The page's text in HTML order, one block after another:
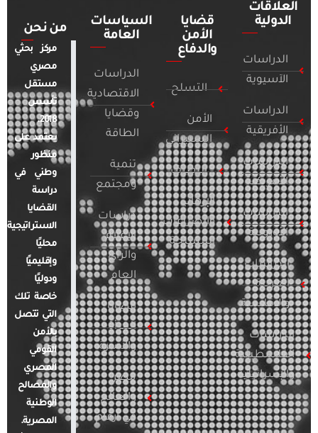
العلاقات
الدولية
الدراسات
الآسيوية
الدراسات
الأفريقية
الدراسات
الأمريكية
الدراسات
الأوروبية
الدراسات
العربية
والإقليمية
الدراسات
الفلسطينية
والإسرائيلية
قضايا
الأمن
والدفاع
التسلح
الأمن
السيبراني
التطرف
الإرهاب
والصراعات
المسلحة
السياسات
العامة
الدراسات
الاقتصادية
وقضايا
الطاقة
تنمية
ومجتمع
دراسات
الإعلام
والرأي
العام
قضايا
المرأة
والأسرة
مصر
والعالم
في أرقام
من نحن
مركز بحثي
مصري
مستقل
تأسس
2018.
يعتمد على
منظور
وطني في
دراسة
القضايا
الاستراتيجية
محليًا
وإقليميًا
ودوليًا
خاصة تلك
التي تتصل
بالأمن
القومي
المصري
والمصالح
الوطنية
المصرية.